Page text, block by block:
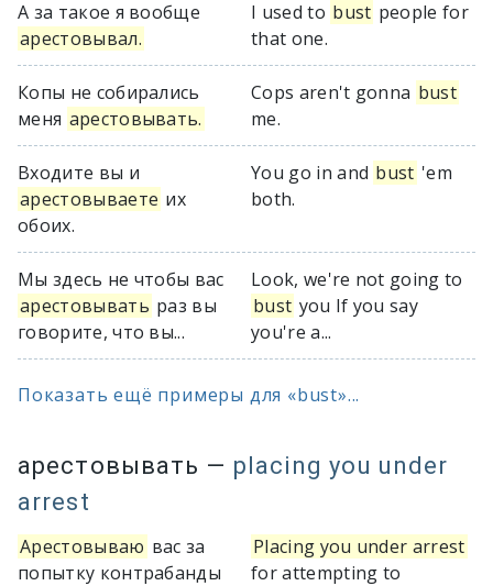
А за такое я вообще
арестовывал.
I used to bust people for
that one.
Копы не собирались
меня арестовывать.
Cops aren't gonna bust
me.
Входите вы и
арестовываете их
обоих.
You go in and bust 'em
both.
Мы здесь не чтобы вас
арестовывать раз вы
говорите, что вы...
Look, we're not going to
bust you If you say
you're a...
Показать ещё примеры для «bust»...
арестовывать — placing you under
arrest
Арестовываю вас за
попытку контрабанды
Placing you under arrest
for attempting to